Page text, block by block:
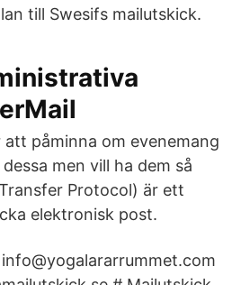
till Swesifs mailutskick.
att påminna om evenemang
men vill ha dem så
Protocol) är ett
elektronisk post.
info@yogalararrummet.com